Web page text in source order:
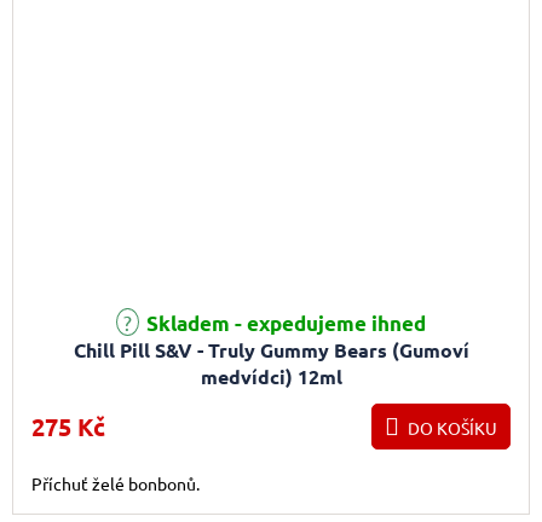
Chill Pill S&V - Truly Gummy Bears (Gumoví
medvídci) 12ml
Skladem - expedujeme ihned
275 Kč DO KOŠÍKU
Příchuť želé bonbonů.